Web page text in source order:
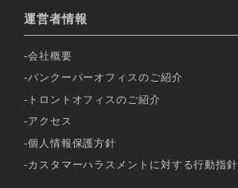
運営者情報
会社概要
バンクーバーオフィスのご紹介
トロントオフィスのご紹介
アクセス
個人情報保護方針
カスタマーハラスメントに対する行動指針